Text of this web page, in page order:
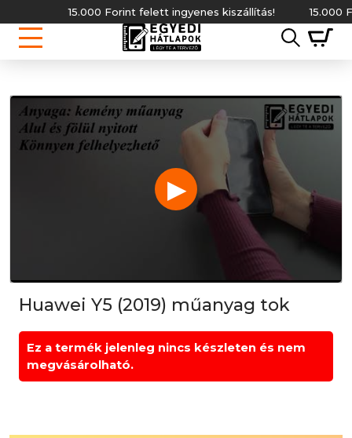
15.000 Forint felett ingyenes kiszállítás! 15.000
▶
Huawei Y5 (2019) műanyag tok
Ez a termék jelenleg nincs készleten és nem
megvásárolható.